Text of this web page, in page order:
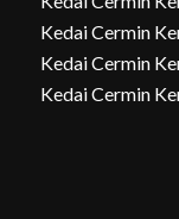
Kedai Cermin
Kedai Cermin
Kedai Cermin